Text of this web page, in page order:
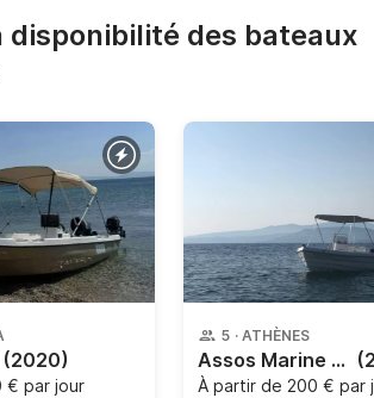
disponibilité des bateaux
(2020)
€ par jour
5 · ATHÈNES
Assos Marine - 455 N
À partir de 200 € par